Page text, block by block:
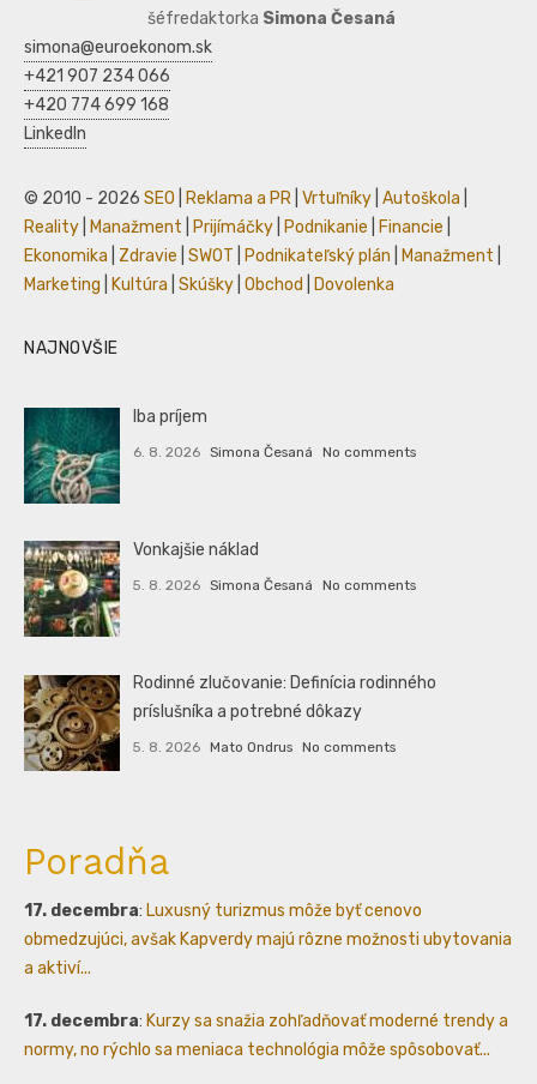
šéfredaktorka Simona Česaná
simona@euroekonom.sk
+421 907 234 066
+420 774 699 168
LinkedIn
© 2010 - 2026 SEO Reklama a PR Vrtuľníky Autoškola
Reality
Manažment Prijímáčky Podnikanie Financie
Ekonomika
Zdravie SWOT Podnikateľský plán Manažment
Marketing
Kultúra Skúšky Obchod Dovolenka
NAJNOVŠIE
Iba príjem
6. 8. 2026 Simona Česaná No comments
Vonkajšie náklad
5. 8. 2026 Simona Česaná No comments
Rodinné zlučovanie: Definícia rodinného
príslušníka a potrebné dôkazy
5. 8. 2026 Mato Ondrus No comments
Poradňa
17. decembra: Luxusný turizmus môže byť cenovo
obmedzujúci, avšak Kapverdy majú rôzne možnosti ubytovania
a aktiví...
17. decembra: Kurzy sa snažia zohľadňovať moderné trendy a
normy, no rýchlo sa meniaca technológia môže spôsobovať...